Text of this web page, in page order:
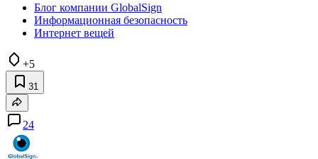
Блог компании GlobalSign
Информационная безопасность
Интернет вещей
+5
31
24